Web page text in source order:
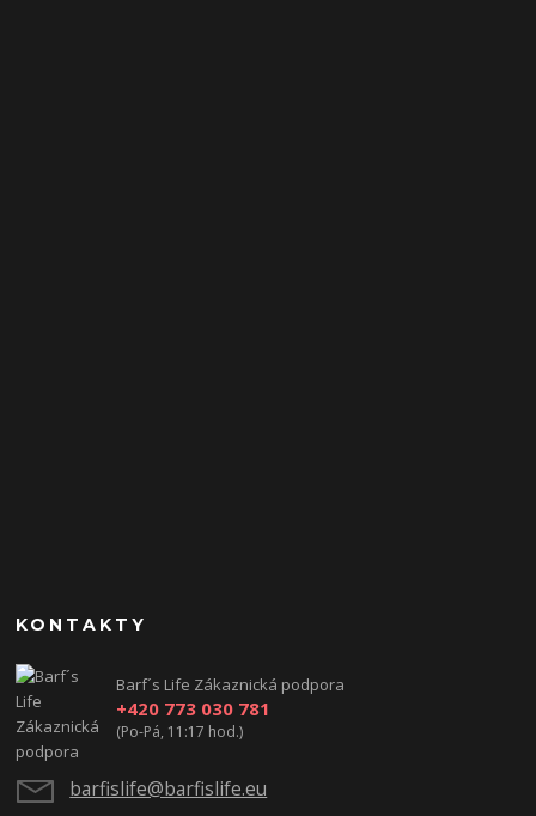
KONTAKTY
Barf´s Life Zákaznická podpora
+420 773 030 781
(Po-Pá, 11:17 hod.)
barfislife@barfislife.eu